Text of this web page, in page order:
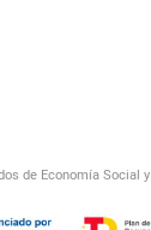
de Economía Social y